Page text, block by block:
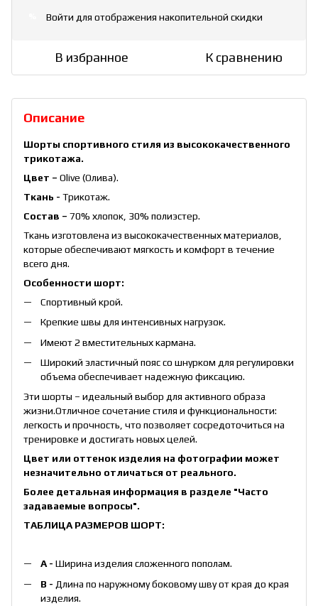
Войти для отображения накопительной скидки
В избранное К сравнению
Описание
Шорты спортивного стиля из высококачественного
трикотажа.
Цвет – Olive (Олива).
Ткань - Трикотаж.
Состав – 70% хлопок, 30% полиэстер.
Ткань изготовлена из высококачественных материалов,
которые обеспечивают мягкость и комфорт в течение
всего дня.
Особенности шорт:
Спортивный крой.
Крепкие швы для интенсивных нагрузок.
Имеют 2 вместительных кармана.
Широкий эластичный пояс со шнурком для регулировки
объема обеспечивает надежную фиксацию.
Эти шорты – идеальный выбор для активного образа
жизни.Отличное сочетание стиля и функциональности:
легкость и прочность, что позволяет сосредоточиться на
тренировке и достигать новых целей.
Цвет или оттенок изделия на фотографии может
незначительно отличаться от реального.
Более детальная информация в разделе "Часто
задаваемые вопросы".
ТАБЛИЦА РАЗМЕРОВ ШОРТ:
А - Ширина изделия сложенного пополам.
B - Длина по наружному боковому шву от края до края
изделия.